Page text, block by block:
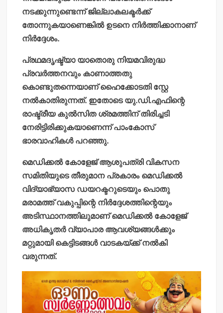
നടക്കുന്നുണ്ടെന്ന് ജില്ലാകലക്ടര്‍ക്ക്
തോന്നുകയാണെങ്കില്‍ ഉടനെ നിര്‍ത്തിക്കാനാണ്
നിര്‍ദ്ദേശം.
പ്രഥമദൃഷ്ട്യാ യാതൊരു നിയമവിരുദ്ധ
പ്രവര്‍ത്തനവും കാണാത്തതു
കൊണ്ടുതന്നെയാണ് ഹൈക്കോടതി സ്റ്റേ
നല്‍കാതിരുന്നത്. ഇതോടെ യു.ഡി.എഫിന്റെ
രാഷ്ട്രീയ കുല്‍സിത ശ്രമത്തിന് തിരിച്ചടി
നേരിട്ടിരിക്കുകയാണെന്ന് പാംകോസ്
ഭാരവാഹികള്‍ പറഞ്ഞു.
മെഡിക്കല്‍ കോളേജ് ആശുപത്രി വികസന
സമിതിയുടെ തീരുമാന പ്രകാരം മെഡിക്കല്‍
വിദ്യാഭ്യാസ ഡയറക്ടറുടെയും പൊതു
മരാമത്ത് വകുപ്പിന്റെ നിര്‍ദ്ദേശത്തിന്റെയും
അടിസ്ഥാനത്തിലുമാണ് മെഡിക്കല്‍ കോളേജ്
അധികൃതര്‍ വ്യാപാര ആവശ്യങ്ങള്‍ക്കും
മറ്റുമായി കെട്ടിടങ്ങള്‍ വാടകയ്ക്ക് നല്‍കി
വരുന്നത്.